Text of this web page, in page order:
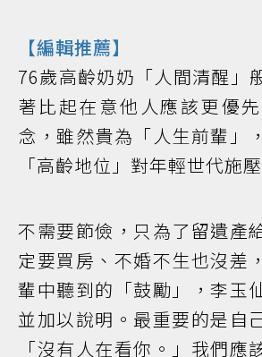
【編輯推薦】
76歲高齡奶奶「人間清醒」
著比起在意他人應該更優
念，雖然貴為「人生前輩」
「高齡地位」對年輕世代施壓
不需要節儉，只為了留遺產
定要買房、不婚不生也沒差
輩中聽到的「鼓勵」，李玉
並加以說明。最重要的是自
「沒有人在看你。」我們應